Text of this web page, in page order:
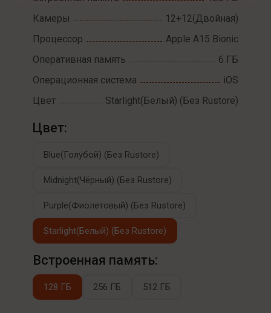
Камеры
12+12(Двойная)
Процессор
Apple A15 Bionic
Оперативная память
6 ГБ
Операционная система
iOS
Цвет
Starlight(Белый) (Без Rustore)
Цвет:
Blue(Голубой) (Без Rustore)
Midnight(Чёрный) (Без Rustore)
Purple(Фиолетовый) (Без Rustore)
Starlight(Белый) (Без Rustore)
Встроенная память:
128 ГБ 256 ГБ 512 ГБ